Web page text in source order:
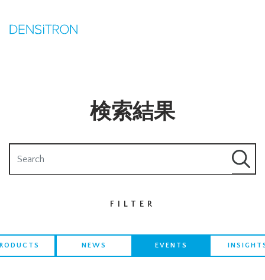
検索結果
FILTER
NEWS EVENTS